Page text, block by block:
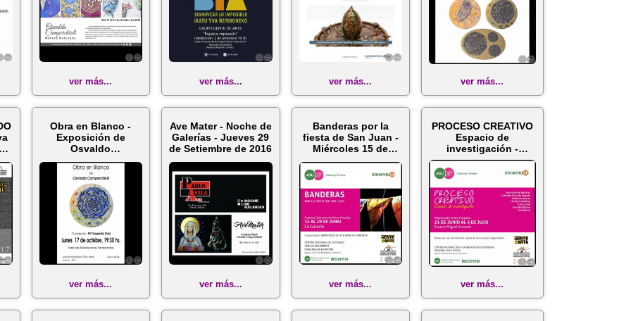
ver más... ver más... ver más... ver más...
Obra en Blanco -
Exposición de
Osvaldo
Camperchioli - Lunes
17 de...
ver más...
Ave Mater - Noche de
Galerías - Jueves 29
de Setiembre de 2016
ver más...
Banderas por la
fiesta de San Juan -
Miércoles 15 de
Junio de 201...
ver más...
PROCESO CREATIVO
Espacio de
investigación -
Muestra de artes
visu...
ver más...